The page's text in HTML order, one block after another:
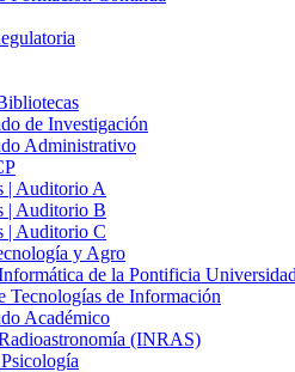
de Investigación
Administrativo
| Auditorio A
| Auditorio B
| Auditorio C
y Agro
de la Pontificia
Tecnologías de Información
Académico
(INRAS)